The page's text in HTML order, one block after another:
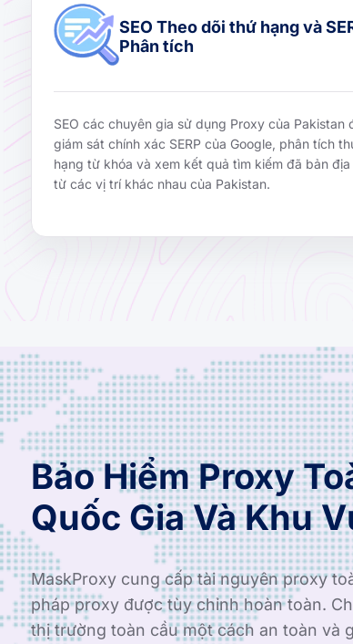
SEO Theo dõi thứ hạng và
Phân tích
SEO các chuyên gia sử dụng Proxy của Pakistan
giám sát chính xác SERP của Google, phân tích
hạng từ khóa và xem kết quả tìm kiếm đã bản địa
từ các vị trí khác nhau của Pakistan.
Bảo Hiểm Proxy
Quốc Gia Và Khu
MaskProxy cung cấp tài nguyên proxy
pháp proxy được tùy chỉnh hoàn toàn.
thị trường toàn cầu một cách an toàn và